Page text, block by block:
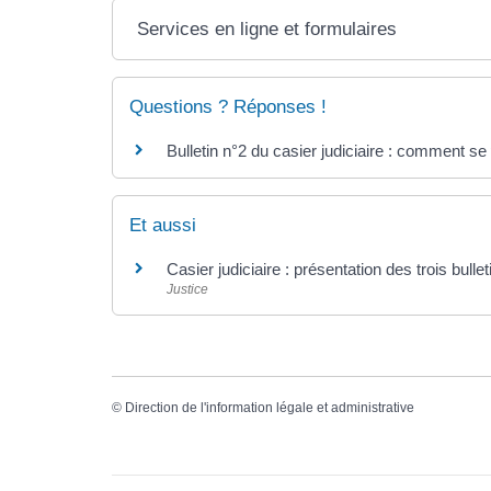
Services en ligne et formulaires
Questions ? Réponses !
Bulletin n°2 du casier judiciaire : comment
Et aussi
Casier judiciaire : présentation des trois
Justice
© Direction de l'information légale et administrative